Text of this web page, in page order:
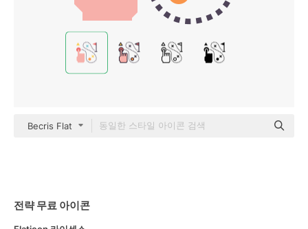
Becris Flat
전략 무료 아이콘